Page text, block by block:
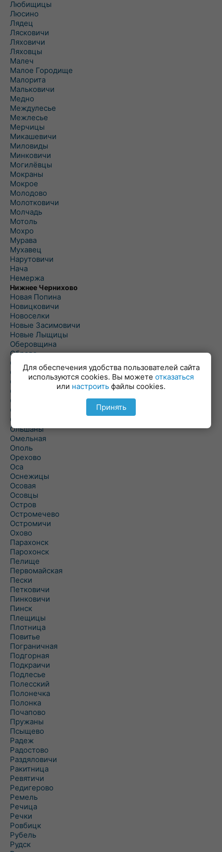
Любищицы
Люсино
Лядец
Лясковичи
Ляховичи
Ляховцы
Малеч
Малое Городище
Малорита
Мальковичи
Медно
Междулесье
Межлесье
Мерчицы
Микашевичи
Миловиды
Минковичи
Могилёвцы
Мокраны
Мокрое
Молодово
Молотковичи
Молчадь
Мотоль
Мохро
Мурава
Мухавец
Нарутовичи
Нача
Немержа
Нижнее Чернихово
Новая Попина
Новицковичи
Новоселки
Новые Засимовичи
Новые Лыщицы
Оберовщина
Оброво
Огаревичи
Одрижин
Оздамичи
Озяты
Олтуш
Ольманы
Ольпень
Ольшаны
Омельная
Ополь
Орехово
Оса
Оснежицы
Осовая
Осовцы
Остров
Остромечево
Остромичи
Охово
Парахонск
Парохонск
Пелище
Первомайская
Пески
Петковичи
Пинковичи
Пинск
Плещицы
Плотница
Повитье
Пограничная
Подгорная
Подкраичи
Подлесье
Полесский
Полонечка
Полонка
Почапово
Пружаны
Псыщево
Радеж
Радостово
Раздяловичи
Ракитница
Ревятичи
Редигерово
Ремель
Речица
Речки
Ровбицк
Рубель
Рудск
Для обеспечения удобства пользователей сайта
используются cookies. Вы можете отказаться
или настроить файлы cookies.
Принять